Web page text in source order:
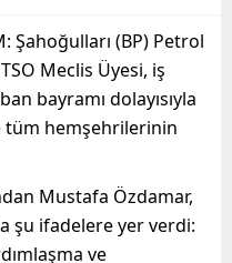
Şahoğulları (BP) Petrol
Meclis Üyesi, iş
bayramı dolayısıyla
tüm hemşehrilerinin
Mustafa Özdamar,
şu ifadelere yer verdi:
ve